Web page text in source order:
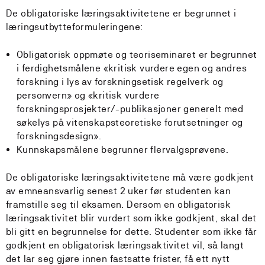
De obligatoriske læringsaktivitetene er begrunnet i
læringsutbytteformuleringene:
Obligatorisk oppmøte og teoriseminaret er begrunnet
i ferdighetsmålene «kritisk vurdere egen og andres
forskning i lys av forskningsetisk regelverk og
personvern» og «kritisk vurdere
forskningsprosjekter/-publikasjoner generelt med
søkelys på vitenskapsteoretiske forutsetninger og
forskningsdesign».
Kunnskapsmålene begrunner flervalgsprøvene.
De obligatoriske læringsaktivitetene må være godkjent
av emneansvarlig senest 2 uker før studenten kan
framstille seg til eksamen. Dersom en obligatorisk
læringsaktivitet blir vurdert som ikke godkjent, skal det
bli gitt en begrunnelse for dette. Studenter som ikke får
godkjent en obligatorisk læringsaktivitet vil, så langt
det lar seg gjøre innen fastsatte frister, få ett nytt